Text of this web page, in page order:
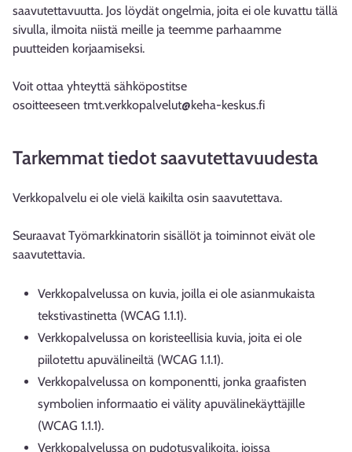
saavutettavuutta. Jos löydät ongelmia, joita ei ole kuvattu tällä
sivulla, ilmoita niistä meille ja teemme parhaamme
puutteiden korjaamiseksi.
Voit ottaa yhteyttä sähköpostitse
osoitteeseen tmt.verkkopalvelut@keha-keskus.fi
Tarkemmat tiedot saavutettavuudesta
Verkkopalvelu ei ole vielä kaikilta osin saavutettava.
Seuraavat Työmarkkinatorin sisällöt ja toiminnot eivät ole
saavutettavia.
Verkkopalvelussa on kuvia, joilla ei ole asianmukaista
tekstivastinetta (WCAG 1.1.1).
Verkkopalvelussa on koristeellisia kuvia, joita ei ole
piilotettu apuvälineiltä (WCAG 1.1.1).
Verkkopalvelussa on komponentti, jonka graafisten
symbolien informaatio ei välity apuvälinekäyttäjille
(WCAG 1.1.1).
Verkkopalvelussa on pudotusvalikoita, joissa